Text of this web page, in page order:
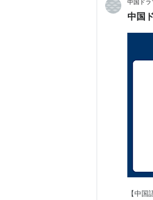
中国ド
中国
【中